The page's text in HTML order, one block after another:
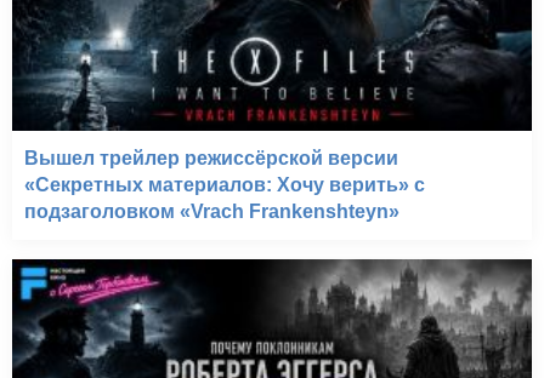
Вирус (1999)
Вышел трейлер режиссёрской версии
«Секретных материалов: Хочу верить» с
подзаголовком «Vrach Frankenshteyn»